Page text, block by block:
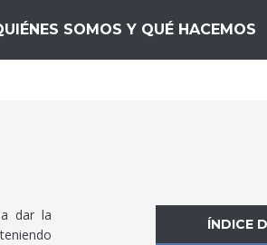
SOMOS Y QUÉ HACEMOS
ÍNDICE
dar la